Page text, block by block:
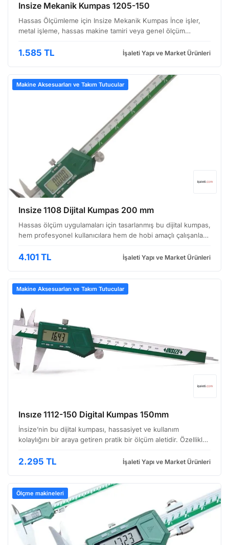
Insize Mekanik Kumpas 1205-150
Hassas Ölçümleme için Insize Mekanik Kumpas İnce işler,
metal işleme, hassas makine tamiri veya genel ölçüm
kalitesini ve güvenilirliğini bir araya getiriyor. …
1.585 TL İşaleti Yapı ve Market Ürünleri
Makine Aksesuarları ve Takım Tutucular
Insize 1108 Dijital Kumpas 200 mm
Hassas ölçüm uygulamaları için tasarlanmış bu dijital kumpas,
hem profesyonel kullanıcılara hem de hobi amaçlı çalışanlara
kolay okunabilir LCD ekranı ile…
4.101 TL İşaleti Yapı ve Market Ürünleri
Makine Aksesuarları ve Takım Tutucular
Insıze 1112-150 Digital Kumpas 150mm
İnsize’nin bu dijital kumpası, hassasiyet ve kullanım
kolaylığını bir araya getiren pratik bir ölçüm aletidir. Özellikle
uygulamalarda sıklıkla tercih ediliy…
2.295 TL İşaleti Yapı ve Market Ürünleri
Ölçme makineleri